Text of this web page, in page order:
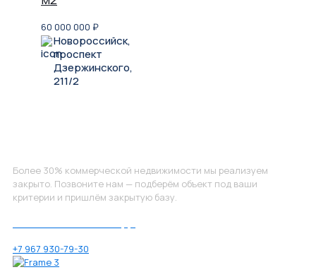
60 000 000 ₽
Новороссийск,
проспект
Дзержинского,
211/2
Более 30% коммерческой недвижимости мы реализуем
закрыто. Позвоните нам — подберём объект под ваши
критерии и пришлём закрытую базу.
+7 967 930-79-30